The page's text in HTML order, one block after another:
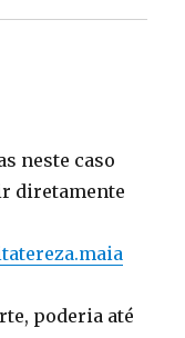
neste caso
diretamente
poderia até